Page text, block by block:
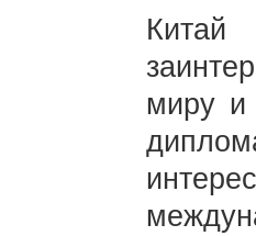
миру и